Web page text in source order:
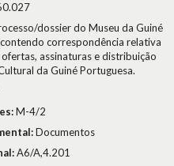
dossier do Museu da Guiné
correspondência relativa
assinaturas e distribuição
da Guiné Portuguesa.
M-4/2
Documentos
A6/A,4.201